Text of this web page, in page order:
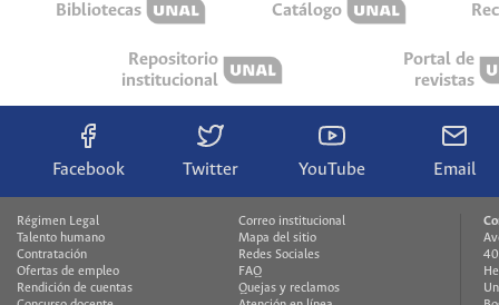
Bibliotecas Catálogo
Repositorio
institucional
Portal de
revistas
Facebook Twitter YouTube Email
Régimen Legal
Talento humano
Contratación
Ofertas de empleo
Rendición de cuentas
Correo institucional
Mapa del sitio
Redes Sociales
FAQ
Quejas y reclamos